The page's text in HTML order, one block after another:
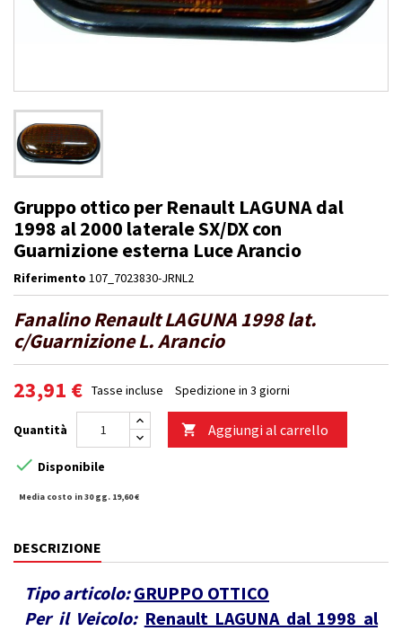
Gruppo ottico per Renault LAGUNA dal
1998 al 2000 laterale SX/DX con
Guarnizione esterna Luce Arancio
Riferimento 107_7023830-JRNL2
Fanalino Renault LAGUNA 1998 lat.
c/Guarnizione L. Arancio
23,91 € Tasse incluse Spedizione in 3 giorni
Quantità  Aggiungi al carrello
 Disponibile
Media costo in 30 gg. 19,60 €
DESCRIZIONE
Tipo articolo: GRUPPO OTTICO
Per il Veicolo: Renault LAGUNA dal 1998 al